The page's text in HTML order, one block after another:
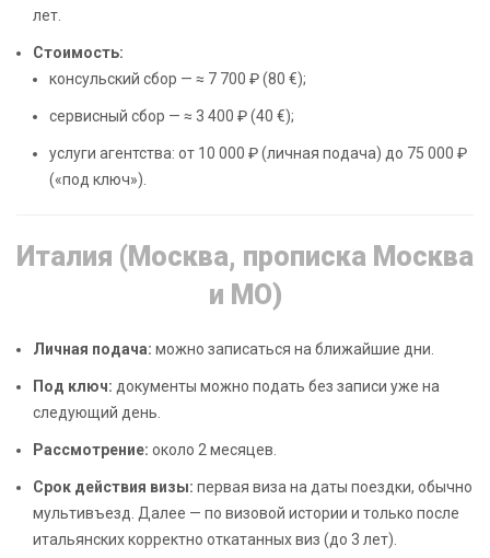
лет.
Стоимость:
консульский сбор — ≈ 7 700 ₽ (80 €);
сервисный сбор — ≈ 3 400 ₽ (40 €);
услуги агентства: от 10 000 ₽ (личная подача) до 75 000 ₽
(«под ключ»).
Италия (Москва, прописка Москва
и МО)
Личная подача: можно записаться на ближайшие дни.
Под ключ: документы можно подать без записи уже на
следующий день.
Рассмотрение: около 2 месяцев.
Срок действия визы: первая виза на даты поездки, обычно
мультивъезд. Далее — по визовой истории и только после
итальянских корректно откатанных виз (до 3 лет).